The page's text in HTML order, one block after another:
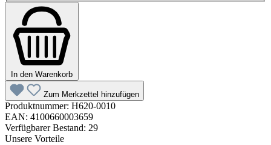
In den Warenkorb
Zum Merkzettel hinzufügen
Produktnummer: H620-0010
EAN: 4100660003659
Verfügbarer Bestand: 29
Unsere Vorteile